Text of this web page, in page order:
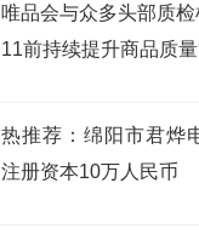
唯品会与众多头部质
11前持续提升商品质
热推荐：绵阳市君烨
注册资本10万人民币